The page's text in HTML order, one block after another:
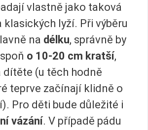
vlastně jako taková
klasických lyží. Při výběru
na délku, správně by
o 10-20 cm kratší,
dítěte (u těch hodně
teprve začínají klidně o
Pro děti bude důležité i
vázání. V případě pádu